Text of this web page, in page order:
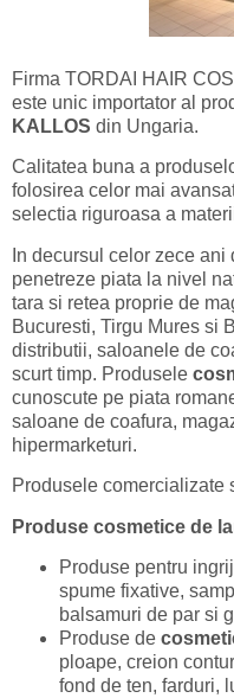
Firma TORDAI HAIR
este unic importator al
KALLOS din Ungaria.
Calitatea buna a
folosirea celor mai
selectia riguroasa a
In decursul celor zece
penetreze piata la nivel
tara si retea proprie de
Bucuresti, Tirgu Mures si
distributii, saloanele de
scurt timp. Produsele
cunoscute pe piata
saloane de coafura,
hipermarketuri.
Produsele comercializate
Produse cosmetice de
Produse pentru
spume fixative,
balsamuri de par si
Produse de
ploape, creion
fond de ten, farduri,